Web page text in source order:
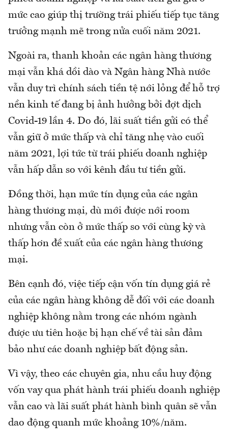
mức cao giúp thị trường trái phiếu tiếp tục tăng
trưởng mạnh mẽ trong nửa cuối năm 2021.
Ngoài ra, thanh khoản các ngân hàng thương
mại vẫn khá dồi dào và Ngân hàng Nhà nước
vẫn duy trì chính sách tiền tệ nới lỏng để hỗ trợ
nền kinh tế đang bị ảnh hưởng bởi đợt dịch
Covid-19 lần 4. Do đó, lãi suất tiền gửi có thể
vẫn giữ ở mức thấp và chỉ tăng nhẹ vào cuối
năm 2021, lợi tức từ trái phiếu doanh nghiệp
vẫn hấp dẫn so với kênh đầu tư tiền gửi.
Đồng thời, hạn mức tín dụng của các ngân
hàng thương mại, dù mới được nới room
nhưng vẫn còn ở mức thấp so với cùng kỳ và
thấp hơn đề xuất của các ngân hàng thương
mại.
Bên cạnh đó, việc tiếp cận vốn tín dụng giá rẻ
của các ngân hàng không dễ đối với các doanh
nghiệp không nằm trong các nhóm ngành
được ưu tiên hoặc bị hạn chế về tài sản đảm
bảo như các doanh nghiệp bất động sản.
Vì vậy, theo các chuyên gia, nhu cầu huy động
vốn vay qua phát hành trái phiếu doanh nghiệp
vẫn cao và lãi suất phát hành bình quân sẽ vẫn
dao động quanh mức khoảng 10%/năm.